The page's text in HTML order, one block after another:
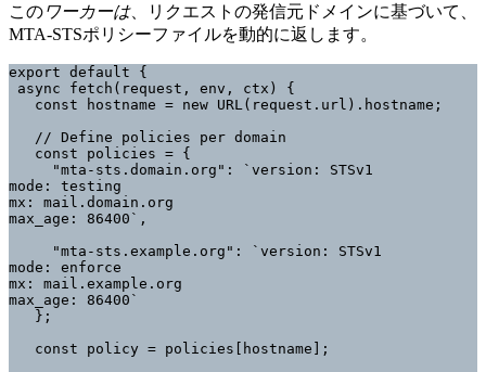
このワーカーは、リクエストの発信元ドメインに基づいて、
MTA-STSポリシーファイルを動的に返します。
export default {
async fetch(request, env, ctx) {
   const hostname = new URL(request.url).hostname;
   // Define policies per domain
   const policies = {
     "mta-sts.domain.org": `version: STSv1
mode: testing
mx: mail.domain.org
max_age: 86400`,
     "mta-sts.example.org": `version: STSv1
mode: enforce
mx: mail.example.org
max_age: 86400`
   };
   const policy = policies[hostname];